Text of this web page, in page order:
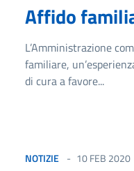
Affido
L’Amministrazione
familiare,
di cura a favore...
NOTIZIE 10 FEB 2020